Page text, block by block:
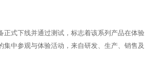
式下线并通过测试，标志着该系列产品在体验
中参观与体验活动，来自研发、生产、销售及